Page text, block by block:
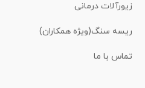
زیورآلات درمانی
ریسه سنگ(ویژه همکاران)
تماس با ما